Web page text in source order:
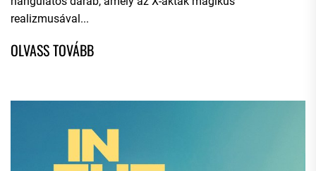
realizmusával...